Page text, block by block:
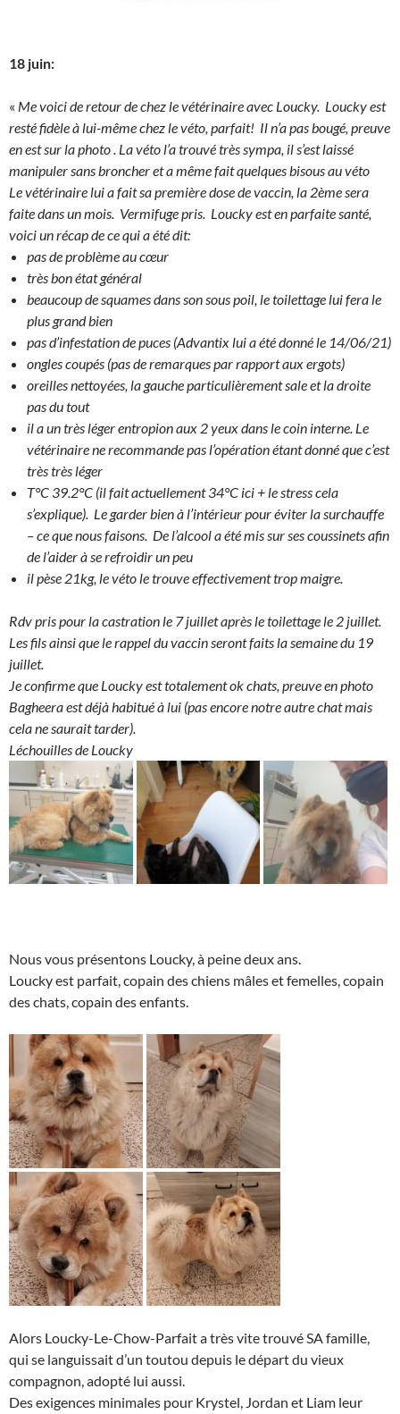
18 juin:
« Me voici de retour de chez le vétérinaire avec Loucky. Loucky est
resté fidèle à lui-même chez le véto, parfait! Il n’a pas bougé, preuve
en est sur la photo . La véto l’a trouvé très sympa, il s’est laissé
manipuler sans broncher et a même fait quelques bisous au véto
Le vétérinaire lui a fait sa première dose de vaccin, la 2ème sera
faite dans un mois. Vermifuge pris. Loucky est en parfaite santé,
voici un récap de ce qui a été dit:
pas de problème au cœur
très bon état général
beaucoup de squames dans son sous poil, le toilettage lui fera le
plus grand bien
pas d’infestation de puces (Advantix lui a été donné le 14/06/21)
ongles coupés (pas de remarques par rapport aux ergots)
oreilles nettoyées, la gauche particulièrement sale et la droite
pas du tout
il a un très léger entropion aux 2 yeux dans le coin interne. Le
vétérinaire ne recommande pas l’opération étant donné que c’est
très très léger
T°C 39.2°C (il fait actuellement 34°C ici + le stress cela
s’explique). Le garder bien à l’intérieur pour éviter la surchauffe
– ce que nous faisons. De l’alcool a été mis sur ses coussinets afin
de l’aider à se refroidir un peu
il pèse 21kg, le véto le trouve effectivement trop maigre.
Rdv pris pour la castration le 7 juillet après le toilettage le 2 juillet.
Les fils ainsi que le rappel du vaccin seront faits la semaine du 19
juillet.
Je confirme que Loucky est totalement ok chats, preuve en photo
Bagheera est déjà habitué à lui (pas encore notre autre chat mais
cela ne saurait tarder).
Léchouilles de Loucky
Nous vous présentons Loucky, à peine deux ans.
Loucky est parfait, copain des chiens mâles et femelles, copain
des chats, copain des enfants.
Alors Loucky-Le-Chow-Parfait a très vite trouvé SA famille,
qui se languissait d’un toutou depuis le départ du vieux
compagnon, adopté lui aussi.
Des exigences minimales pour Krystel, Jordan et Liam leur